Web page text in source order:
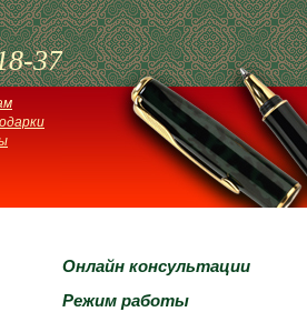
37
Онлайн консультации
Режим работы